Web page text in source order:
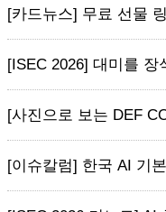
[카드뉴스] 무료 선물
[ISEC 2026] 대미를
[사진으로 보는 DEF
[이슈칼럼] 한국 AI 기